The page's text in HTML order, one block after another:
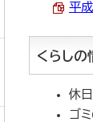
平
くらし
休日
ゴ